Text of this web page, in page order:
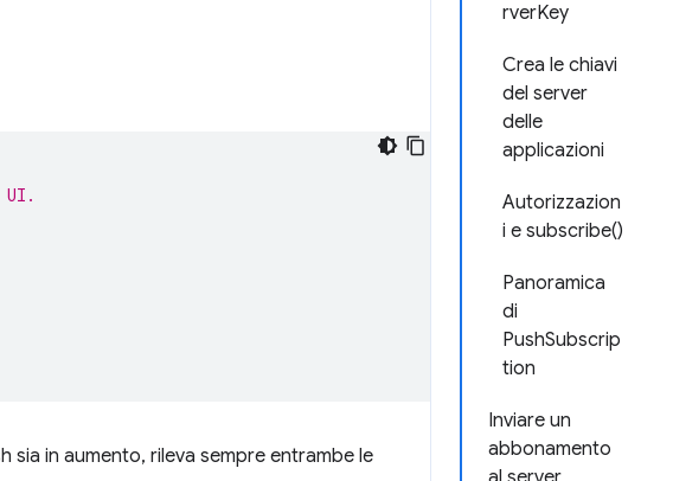
rverKey
Crea le chiavi
del server
delle
applicazioni
Autorizzazion
i e subscribe()
Panoramica
di
PushSubscrip
tion
Inviare un
abbonamento
in aumento, rileva sempre entrambe le